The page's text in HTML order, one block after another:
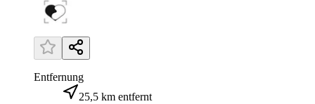
Entfernung
25,5 km entfernt